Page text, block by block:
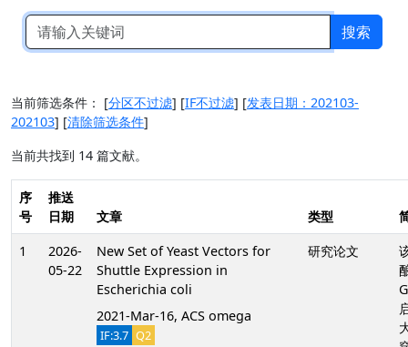
搜索
当前筛选条件： [分区不过滤] [IF不过滤] [发表日期：202103-
202103] [清除筛选条件]
当前共找到 14 篇文献。
序
号
推送
日期
文章 类型
1
2026-
05-22
New Set of Yeast Vectors for
Shuttle Expression in
Escherichia coli
2021-Mar-16, ACS omega
IF:3.7 Q2
研究论文